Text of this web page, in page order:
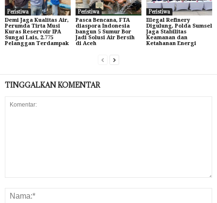
Peristiwa
Demi Jaga Kualitas Air,
Perumda Tirta Musi
Kuras Reservoir IPA
Sungai Lais, 2.775
Pelanggan Terdampak
Peristiwa
Pasca Bencana, FTA
diaspora Indonesia
bangun 5 Sumur Bor
Jadi Solusi Air Bersih
di Aceh
Peristiwa
Illegal Refinery
Digulung, Polda Sumsel
Jaga Stabilitas
Keamanan dan
Ketahanan Energi
TINGGALKAN KOMENTAR